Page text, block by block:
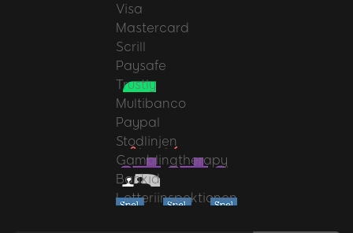
Visa
Mastercard
Scrill
Paysafe
Trustly
Multibanco
Paypal
Stodlinjen
Gamblingtherapy
Bankid
Lotteriinspektionen